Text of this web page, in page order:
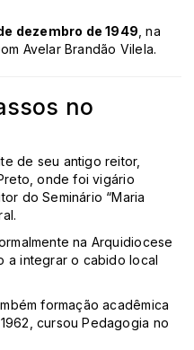
dezembro de 1949 , na
Avelar Brandão Vilela.
no
de seu antigo reitor,
onde foi vigário
do Seminário “Maria
na Arquidiocese
a integrar o cabido local
formação acadêmica
cursou Pedagogia no